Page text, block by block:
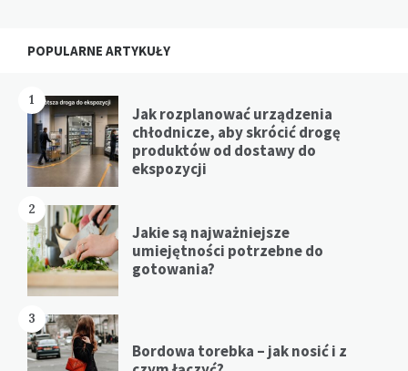
Widgets
POPULARNE ARTYKUŁY
1
Jak rozplanować urządzenia
chłodnicze, aby skrócić drogę
produktów od dostawy do
ekspozycji
2
Jakie są najważniejsze
umiejętności potrzebne do
gotowania?
3
Bordowa torebka – jak nosić i z